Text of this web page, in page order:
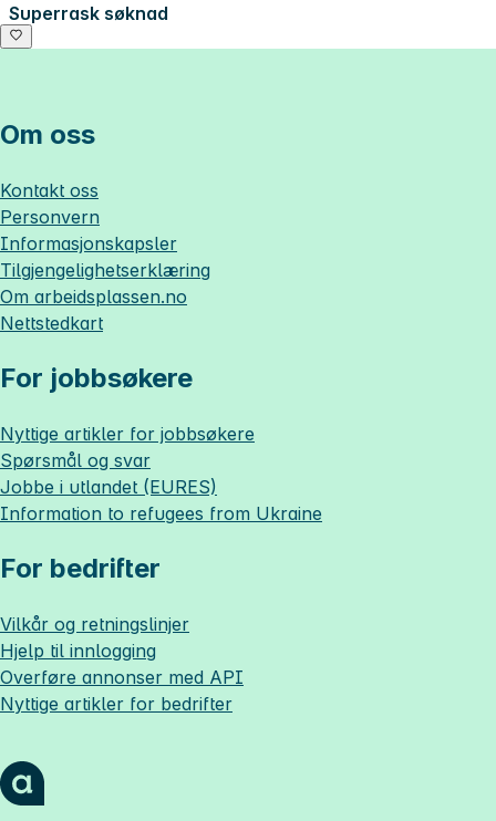
Superrask søknad
Om oss
Kontakt oss
Personvern
Informasjonskapsler
Tilgjengelighetserklæring
Om arbeidsplassen.no
Nettstedkart
For jobbsøkere
Nyttige artikler for jobbsøkere
Spørsmål og svar
Jobbe i utlandet (EURES)
Information to refugees from Ukraine
For bedrifter
Vilkår og retningslinjer
Hjelp til innlogging
Overføre annonser med API
Nyttige artikler for bedrifter